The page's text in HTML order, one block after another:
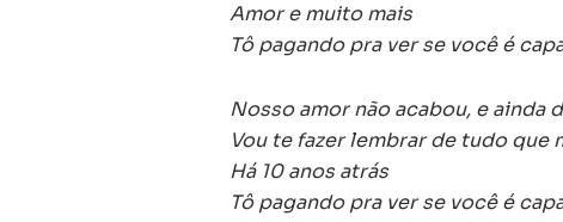
Amor e muito mais
Tô pagando pra ver se você é
Nosso amor não acabou, e ainda
Vou te fazer lembrar de tudo que
Há 10 anos atrás
Tô pagando pra ver se você é